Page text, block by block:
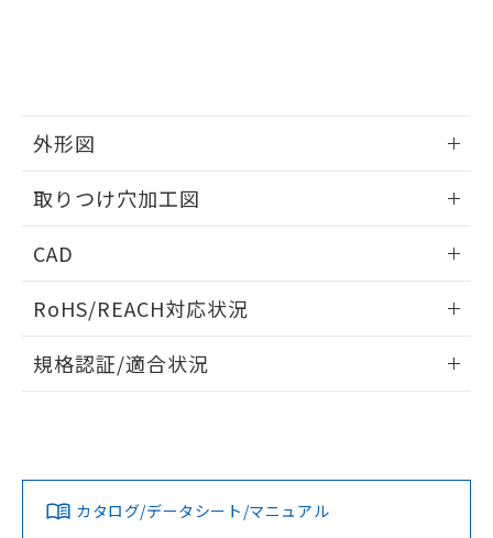
外形図
取りつけ穴加工図
CAD
ドすることができます。
ログイン/会員登録
ダウンロードデータをご利用いただく前に、以下を必ずお読
みください。
ソフトウェアの使用条件
RoHS/REACH対応状況
EU RoHS 注意事項・凡例
対応済み
規格認証/適合状況
カタログ/データシート/マニュアル
および当社の共同利用者が、当社の製
引・商談に必要な範囲で利用すること
をご了承ください。
※当社の共同利用者とは、
指します。
下記の非含有証明書をダウンロードするこ
とができます。
EU RoHS指令（10物質）の非含有証明書
51物質の非含有証明書（当社基準）
るもので、過去に遡って非含有を証明する
ものではありません。
また、RoHS指令のフタル酸エステル類４
荷製品に未対応品が混在することから備考
欄に対応日を記載しておりました。
す。